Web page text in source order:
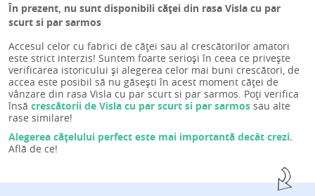
În prezent, nu sunt disponibili căței din rasa Visla cu par
scurt si par sarmos
Accesul celor cu fabrici de căței sau al crescătorilor amatori
este strict interzis! Suntem foarte serioși în ceea ce privește
verificarea istoricului și alegerea celor mai buni crescători, de
accea este posibil să nu găsești în acest moment căței de
vânzare din rasa Visla cu par scurt si par sarmos. Poți verifica
însă crescătorii de Visla cu par scurt si par sarmos sau alte
rase similare!
Alegerea cățelului perfect este mai importantă decât crezi.
Află de ce!